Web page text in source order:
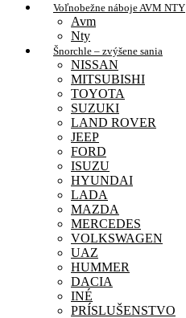
Voľnobežne náboje AVM NTY
Avm
Nty
Šnorchle – zvýšene sania
NISSAN
MITSUBISHI
TOYOTA
SUZUKI
LAND ROVER
JEEP
FORD
ISUZU
HYUNDAI
LADA
MAZDA
MERCEDES
VOLKSWAGEN
UAZ
HUMMER
DACIA
INÉ
PRÍSLUŠENSTVO